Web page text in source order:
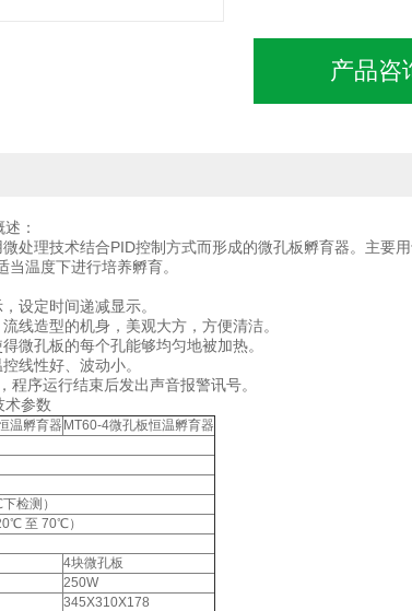
产品咨
：
处理技术结合PID控制方式而形成的微孔板孵育器。主要
温度下进行培养孵育。
设定时间递减显示。
线造型的机身，美观大方，方便清洁。
微孔板的每个孔能够均匀地被加热。
线性好、波动小。
程序运行结束后发出声音报警讯号。
术参数
温孵育器 MT60-4微孔板恒温孵育器
检测）
至 70℃）
4块微孔板
250W
345X310X178